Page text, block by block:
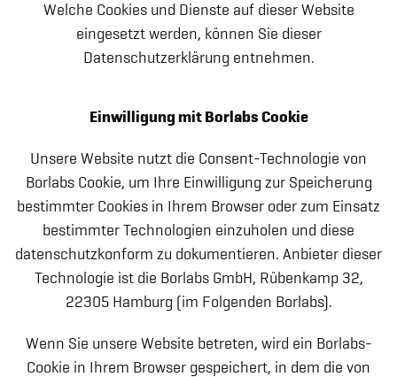
Welche Cookies und Dienste auf dieser Website
eingesetzt werden, können Sie dieser
Datenschutzerklärung entnehmen.
Einwilligung mit Borlabs Cookie
Unsere Website nutzt die Consent-Technologie von
Borlabs Cookie, um Ihre Einwilligung zur Speicherung
bestimmter Cookies in Ihrem Browser oder zum Einsatz
bestimmter Technologien einzuholen und diese
datenschutzkonform zu dokumentieren. Anbieter dieser
Technologie ist die Borlabs GmbH, Rübenkamp 32,
22305 Hamburg (im Folgenden Borlabs).
Wenn Sie unsere Website betreten, wird ein Borlabs-
Cookie in Ihrem Browser gespeichert, in dem die von